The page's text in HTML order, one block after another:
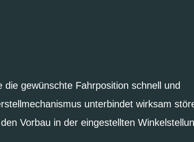
gewünschte Fahrposition schnell und
unterbindet wirksam
Vorbau in der eingestellten